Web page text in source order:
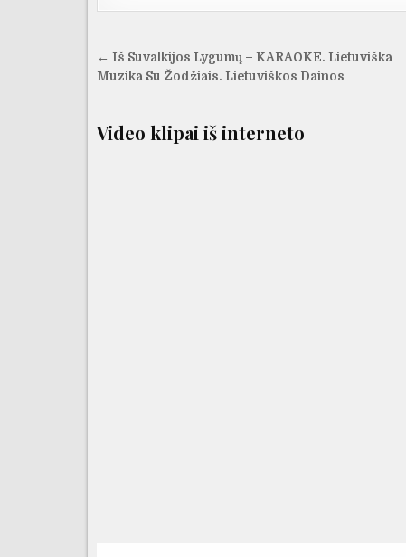
Navigacija
tarp
← Iš Suvalkijos Lygumų – KARAOKE. Lietuviška
Muzika Su Žodžiais. Lietuviškos Dainos
Video klipai iš interneto